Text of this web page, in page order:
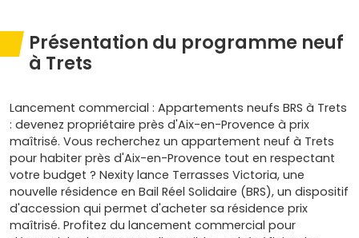
Présentation du programme neuf
à Trets
Lancement commercial : Appartements neufs BRS à Trets
: devenez propriétaire près d'Aix-en-Provence à prix
maîtrisé. Vous recherchez un appartement neuf à Trets
pour habiter près d'Aix-en-Provence tout en respectant
votre budget ? Nexity lance Terrasses Victoria, une
nouvelle résidence en Bail Réel Solidaire (BRS), un dispositif
d'accession qui permet d'acheter sa résidence prix
maîtrisé. Profitez du lancement commercial pour